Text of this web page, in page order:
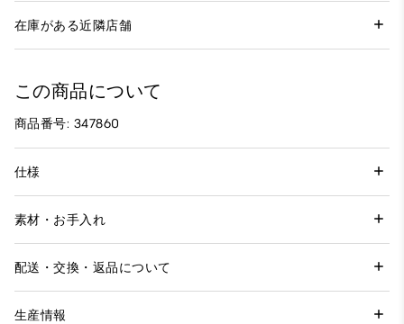
在庫がある近隣店舗
この商品について
商品番号: 347860
仕様
素材・お手入れ
配送・交換・返品について
生産情報